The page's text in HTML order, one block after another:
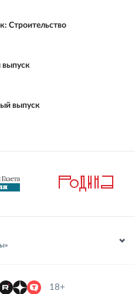
Строительство
выпуск
выпуск
18+